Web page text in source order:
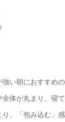
い朝におすすめの
体が丸まり、寝
、「包み込む」